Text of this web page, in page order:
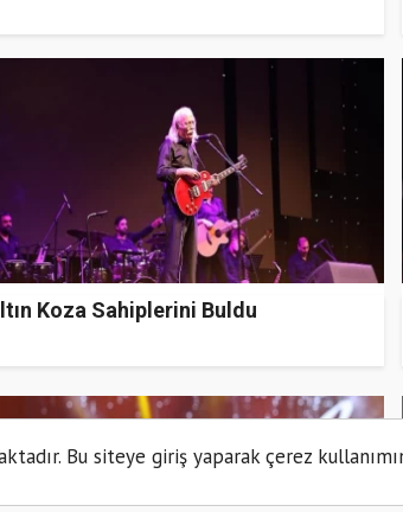
Bu siteye giriş yaparak çerez
Koza Sahiplerini Buldu